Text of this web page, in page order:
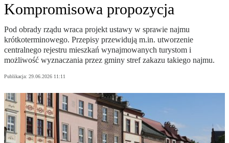
Kompromisowa propozycja
Pod obrady rządu wraca projekt ustawy w sprawie najmu
krótkoterminowego. Przepisy przewidują m.in. utworzenie
centralnego rejestru mieszkań wynajmowanych turystom i
możliwość wyznaczania przez gminy stref zakazu takiego najmu.
Publikacja: 29.06.2026 11:11